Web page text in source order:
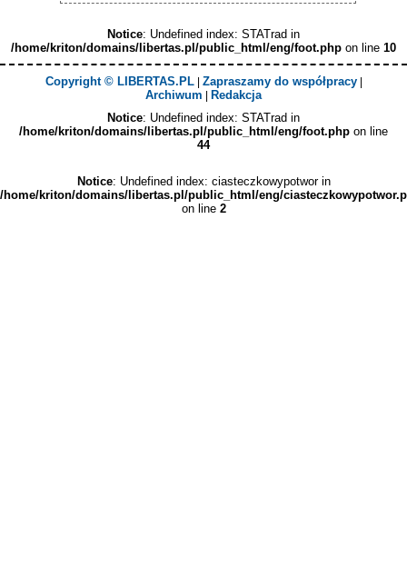
Notice: Undefined index: STATrad in
/home/kriton/domains/libertas.pl/public_html/eng/foot.php on line 10
Copyright © LIBERTAS.PL| Zapraszamy do współpracy|
Archiwum
Redakcja
Notice: Undefined index: STATrad in
/home/kriton/domains/libertas.pl/public_html/eng/foot.php on line
44
Notice: Undefined index: ciasteczkowypotwor in
/home/kriton/domains/libertas.pl/public_html/eng/
on line 2